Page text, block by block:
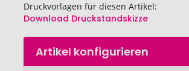
Druckvorlagen für diesen Artikel:
Download Druckstandskizze
Zum
AnfangArtikel konfigurieren